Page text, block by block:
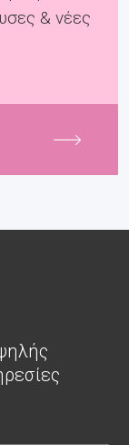
& νέες